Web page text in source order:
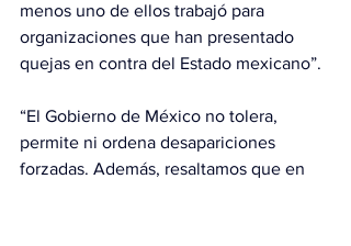
menos uno de ellos trabajó para
organizaciones que han presentado
quejas en contra del Estado mexicano”.
“El Gobierno de México no tolera,
permite ni ordena desapariciones
forzadas. Además, resaltamos que en